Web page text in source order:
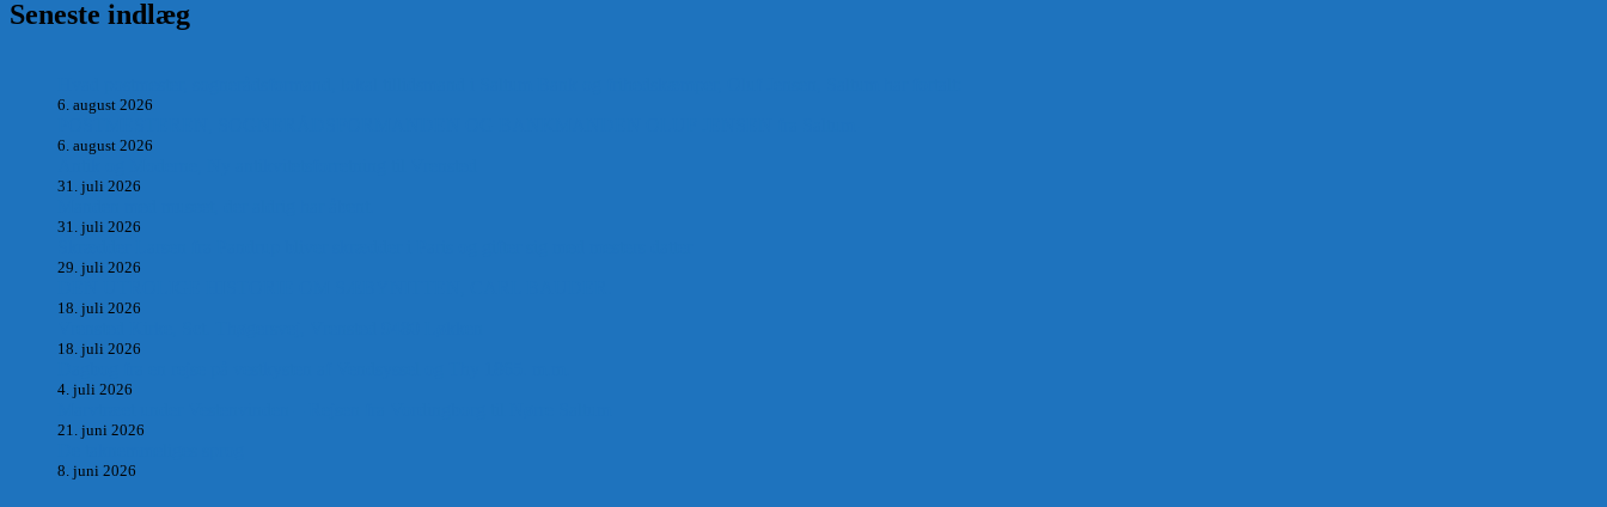
Seneste indlæg
6. august 2026
6. august 2026
31. juli 2026
31. juli 2026
29. juli 2026
18. juli 2026
18. juli 2026
4. juli 2026
21. juni 2026
8. juni 2026